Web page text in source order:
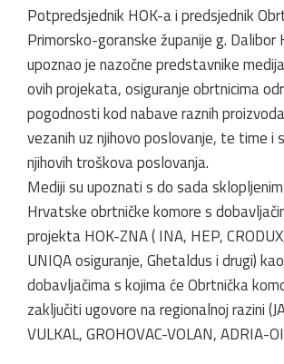
Potpredsjednik HOK-a i predsjednik
Primorsko-goranske županije g. Dalibor
upoznao je nazočne predstavnike
ovih projekata, osiguranje obrtnicima
pogodnosti kod nabave raznih
vezanih uz njihovo poslovanje, te time i
njihovih troškova poslovanja.
Mediji su upoznati s do sada
Hrvatske obrtničke komore s
projekta HOK-ZNA ( INA, HEP,
UNIQA osiguranje, Ghetaldus i drugi)
dobavljačima s kojima će Obrtnička
zaključiti ugovore na regionalnoj razini
VULKAL, GROHOVAC-VOLAN, ADRIA-